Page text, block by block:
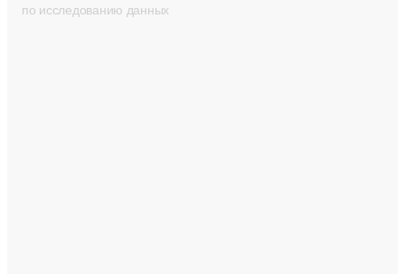
по исследованию данных